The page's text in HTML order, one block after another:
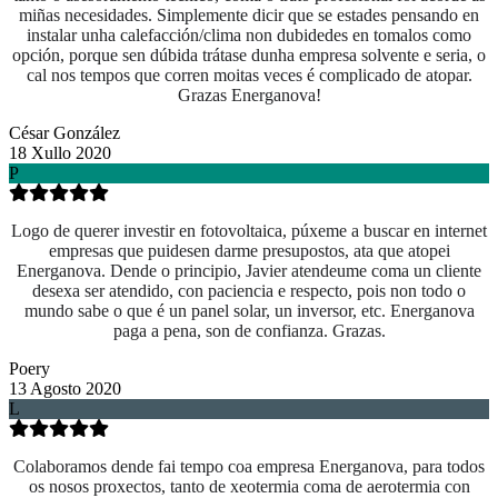
miñas necesidades. Simplemente dicir que se estades pensando en
instalar unha calefacción/clima non dubidedes en tomalos como
opción, porque sen dúbida trátase dunha empresa solvente e seria, o
cal nos tempos que corren moitas veces é complicado de atopar.
Grazas Energanova!
César González
18 Xullo 2020
P
Logo de querer investir en fotovoltaica, púxeme a buscar en internet
empresas que puidesen darme presupostos, ata que atopei
Energanova. Dende o principio, Javier atendeume coma un cliente
desexa ser atendido, con paciencia e respecto, pois non todo o
mundo sabe o que é un panel solar, un inversor, etc. Energanova
paga a pena, son de confianza. Grazas.
Poery
13 Agosto 2020
L
Colaboramos dende fai tempo coa empresa Energanova, para todos
os nosos proxectos, tanto de xeotermia coma de aerotermia con